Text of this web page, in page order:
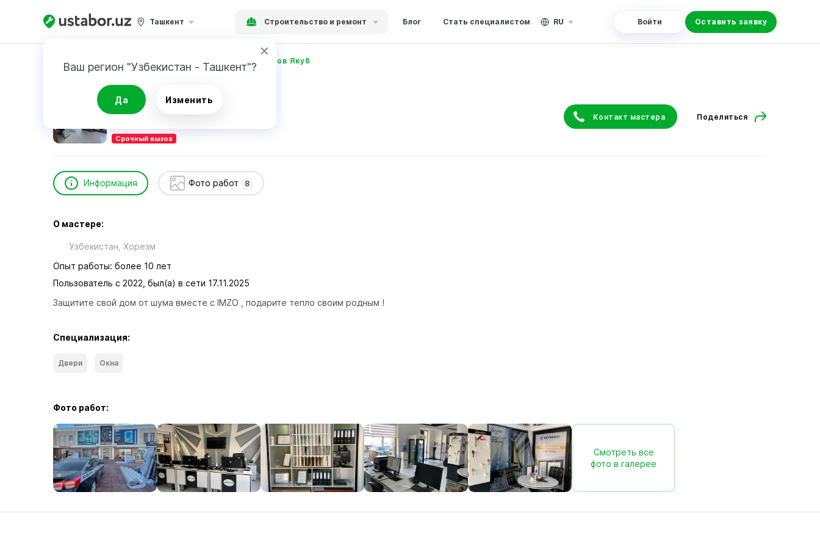
Ташкент Строительство и ремонт Блог Стать специалистом RU Войти Оставить заявку
Ваш регион "Узбекистан - Ташкент"?
Да Изменить
Главная Строительство и ремонт Матякубов Якуб
Матякубов Якуб
Срочный вызов
Контакт мастера Поделиться
Информация Фото работ 8
О мастере:
Узбекистан, Хорезм
Опыт работы: более 10 лет
Пользователь с 2022, был(а) в сети 17.11.2025
Защитите свой дом от шума вместе с IMZO , подарите тепло своим родным !
Специализация:
Двери Окна
Фото работ:
Смотреть все
фото в галерее